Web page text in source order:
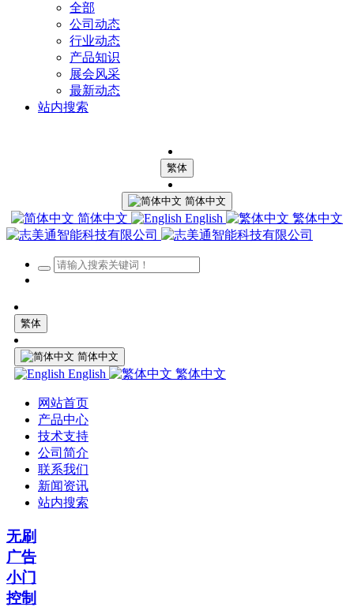
全部
公司动态
行业动态
产品知识
展会风采
最新动态
站内搜索
繁体
简体中文
简体中文 English 繁体中文
繁体
简体中文
English 繁体中文
网站首页
产品中心
技术支持
公司简介
联系我们
新闻资讯
站内搜索
无刷
广告
小门
控制